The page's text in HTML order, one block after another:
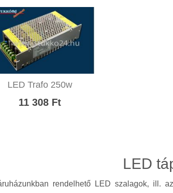
LED Trafo 250w
11 308 Ft
LED
rendelhető LED szalagok, ill.